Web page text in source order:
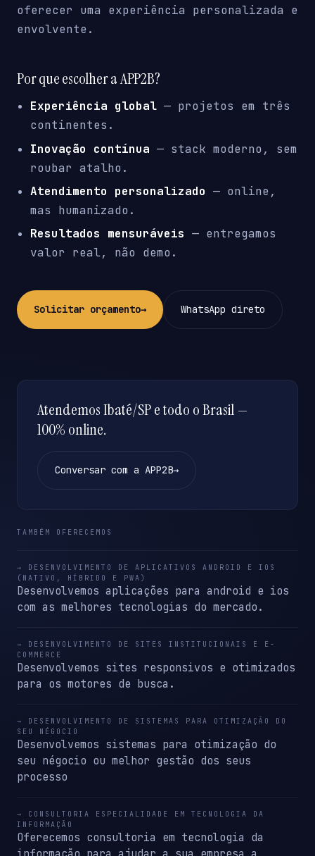
oferecer uma experiência personalizada e
envolvente.
Por que escolher a APP2B?
Experiência global — projetos em três
continentes.
Inovação contínua — stack moderno, sem
roubar atalho.
Atendimento personalizado — online,
mas humanizado.
Resultados mensuráveis — entregamos
valor real, não demo.
Solicitar orçamento→ WhatsApp direto
Atendemos Ibaté/SP e todo o Brasil —
100% online.
Conversar com a APP2B→
TAMBÉM OFERECEMOS
→ DESENVOLVIMENTO DE APLICATIVOS ANDROID E IOS
(NATIVO, HÍBRIDO E PWA)
Desenvolvemos aplicações para android e ios
com as melhores tecnologias do mercado.
→ DESENVOLVIMENTO DE SITES INSTITUCIONAIS E E-
COMMERCE
Desenvolvemos sites responsivos e otimizados
para os motores de busca.
→ DESENVOLVIMENTO DE SISTEMAS PARA OTIMIZAÇÃO DO
SEU NÉGOCIO
Desenvolvemos sistemas para otimização do
seu négocio ou melhor gestão dos seus
processo
→ CONSULTORIA ESPECIALIDADE EM TECNOLOGIA DA
INFORMAÇÃO
Oferecemos consultoria em tecnologia da